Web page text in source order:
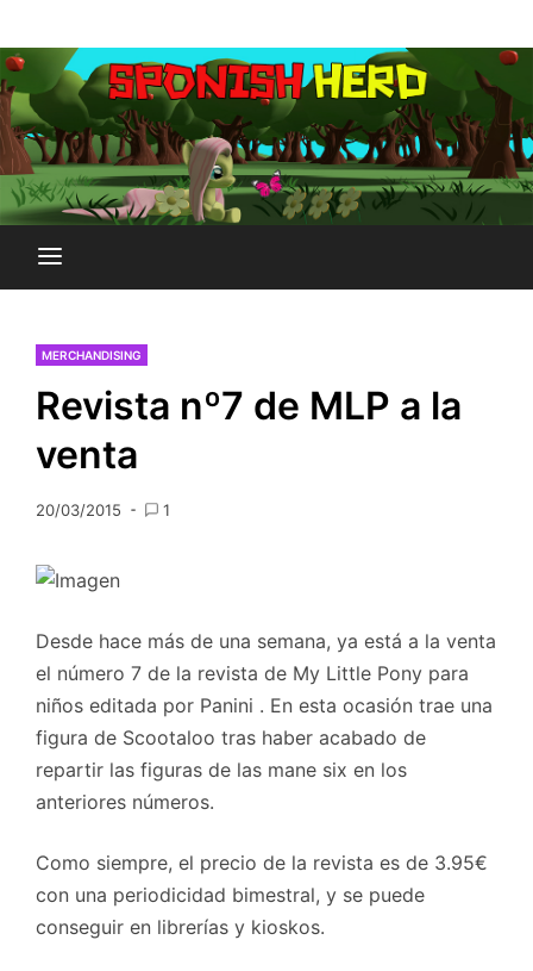
al
contenido
SPONISH HERD
MERCHANDISING
Revista nº7 de MLP a la
venta
20/03/2015 1
Desde hace más de una semana, ya está a la venta
el número 7 de la revista de My Little Pony para
niños editada por Panini . En esta ocasión trae una
figura de Scootaloo tras haber acabado de
repartir las figuras de las mane six en los
anteriores números.
Como siempre, el precio de la revista es de 3.95€
con una periodicidad bimestral, y se puede
conseguir en librerías y kioskos.